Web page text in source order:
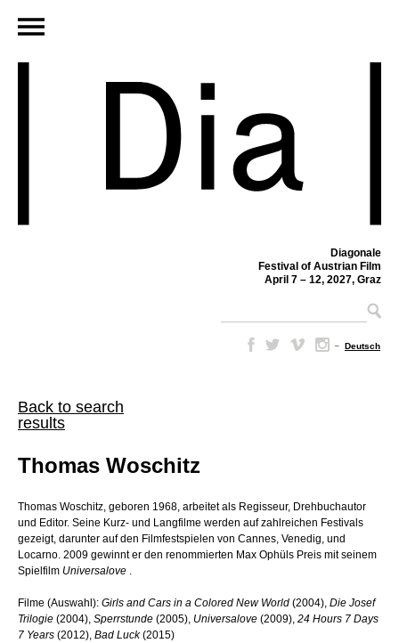
Diagonale
Festival of Austrian Film
April 7 – 12, 2027, Graz
– Deutsch
Back to search
results
Thomas Woschitz
Thomas Woschitz, geboren 1968, arbeitet als Regisseur, Drehbuchautor
und Editor. Seine Kurz- und Langfilme werden auf zahlreichen Festivals
gezeigt, darunter auf den Filmfestspielen von Cannes, Venedig, und
Locarno. 2009 gewinnt er den renommierten Max Ophüls Preis mit seinem
Spielfilm Universalove .
Filme (Auswahl): Girls and Cars in a Colored New World (2004), Die Josef
Trilogie (2004), Sperrstunde (2005), Universalove (2009), 24 Hours 7 Days
7 Years (2012), Bad Luck(2015)